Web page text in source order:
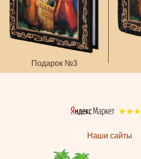
Подарок №3
Наши сайты